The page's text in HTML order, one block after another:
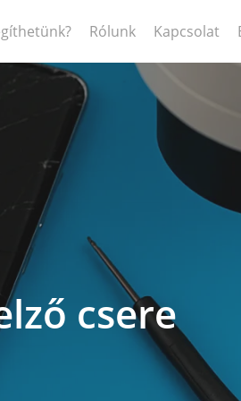
Rólunk Kapcsolat
csere